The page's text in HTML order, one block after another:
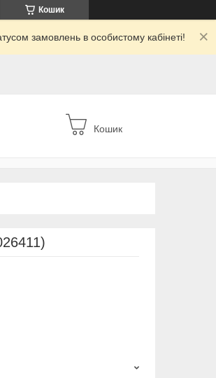
Кошик
замовлень в особистому кабінеті!
Кошик